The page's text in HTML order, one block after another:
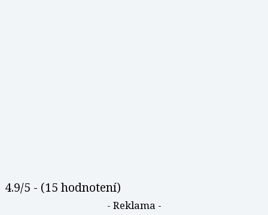
4.9/5 - (15 hodnotení)
- Reklama -